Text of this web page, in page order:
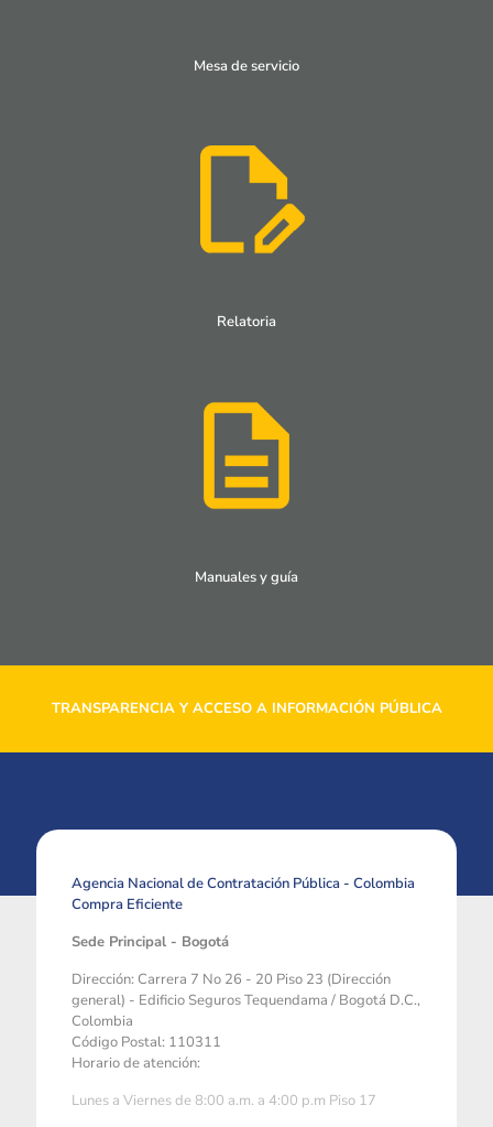
Mesa de servicio
Relatoria
Manuales y guía
TRANSPARENCIA Y ACCESO A INFORMACIÓN PÚBLICA
Agencia Nacional de Contratación Pública - Colombia
Compra Eficiente
Sede Principal - Bogotá
Dirección: Carrera 7 No 26 - 20 Piso 23 (Dirección
general) - Edificio Seguros Tequendama / Bogotá D.C.,
Colombia
Código Postal: 110311
Horario de atención:
Lunes a Viernes de 8:00 a.m. a 4:00 p.m Piso 17